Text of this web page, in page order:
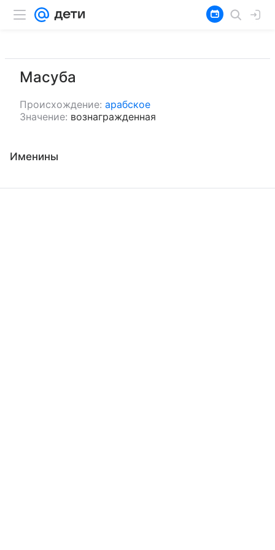
Масуба
Происхождение: арабское
Значение: вознагражденная
Именины